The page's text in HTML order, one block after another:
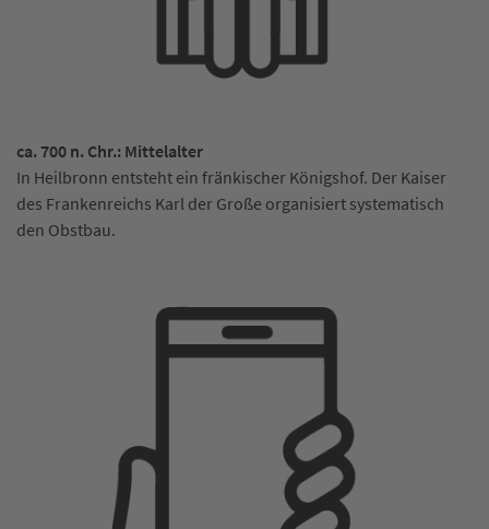
ca. 700 n. Chr.: Mittelalter
In Heilbronn entsteht ein fränkischer Königshof. Der Kaiser
des Frankenreichs Karl der Große organisiert systematisch
den Obstbau.